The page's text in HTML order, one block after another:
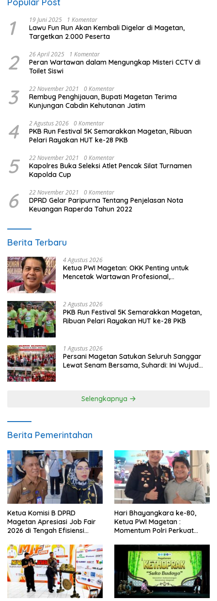
1 19 Juni 2025 1 Komentar
Lawu Fun Run Akan Kembali Digelar di Magetan,
Targetkan 2.000 Peserta
2 26 April 2025 1 Komentar
Peran Wartawan dalam Mengungkap Misteri CCTV di
Toilet Siswi
3 22 November 2021 0 Komentar
Rembug Penghijauan, Bupati Magetan Terima
Kunjungan Cabdin Kehutanan Jatim
4 2 Agustus 2026 0 Komentar
PKB Run Festival 5K Semarakkan Magetan, Ribuan
Pelari Rayakan HUT ke-28 PKB
5 22 November 2021 0 Komentar
Kapolres Buka Seleksi Atlet Pencak Silat Turnamen
Kapolda Cup
6 22 November 2021 0 Komentar
DPRD Gelar Paripurna Tentang Penjelasan Nota
Keuangan Raperda Tahun 2022
Berita Terbaru
4 Agustus 2026
Ketua PWI Magetan: OKK Penting untuk
Mencetak Wartawan Profesional,
2 Agustus 2026
PKB Run Festival 5K Semarakkan Magetan,
Ribuan Pelari Rayakan HUT ke-28 PKB
1 Agustus 2026
Persani Magetan Satukan Seluruh Sanggar
Lewat Senam Bersama, Suhardi: Ini Wujud
Selengkapnya
Berita Pemerintahan
Ketua Komisi B DPRD
Magetan Apresiasi Job Fair
2026 di Tengah Efisiensi
Hari Bhayangkara ke-80,
Ketua PWI Magetan :
Momentum Polri Perkuat